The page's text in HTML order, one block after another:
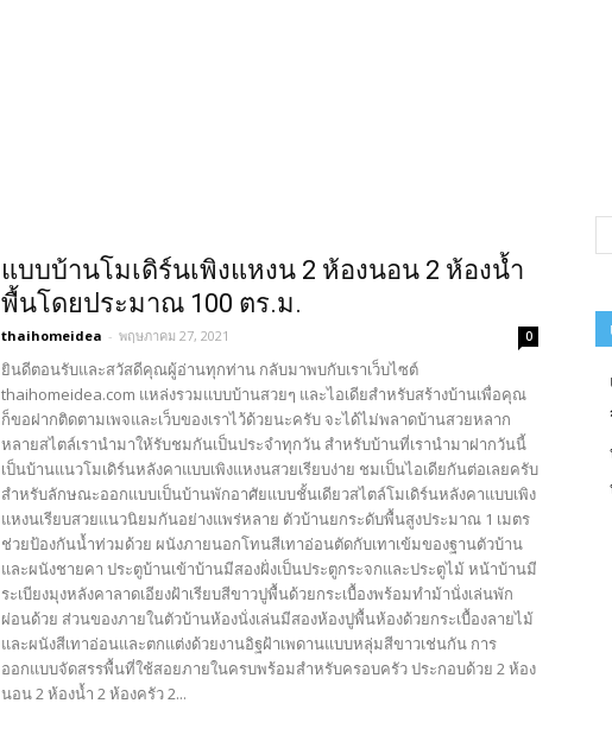
แบบบ้านโมเดิร์นเพิงแหงน 2 ห้องนอน 2 ห้องน้ำ
พื้นโดยประมาณ 100 ตร.ม.
thaihomeidea - พฤษภาคม 27, 2021 0
ยินดีตอนรับและสวัสดีคุณผู้อ่านทุกท่าน กลับมาพบกับเราเว็บไซต์
thaihomeidea.com แหล่งรวมแบบบ้านสวยๆ และไอเดียสำหรับสร้างบ้านเพื่อคุณ
ก็ขอฝากติดตามเพจและเว็บของเราไว้ด้วยนะครับ จะได้ไม่พลาดบ้านสวยหลาก
หลายสไตล์เรานำมาให้รับชมกันเป็นประจำทุกวัน สำหรับบ้านที่เรานำมาฝากวันนี้
เป็นบ้านแนวโมเดิร์นหลังคาแบบเพิงแหงนสวยเรียบง่าย ชมเป็นไอเดียกันต่อเลยครับ
สำหรับลักษณะออกแบบเป็นบ้านพักอาศัยแบบชั้นเดียวสไตล์โมเดิร์นหลังคาแบบเพิง
แหงนเรียบสวยแนวนิยมกันอย่างแพร่หลาย ตัวบ้านยกระดับพื้นสูงประมาณ 1 เมตร
ช่วยป้องกันน้ำท่วมด้วย ผนังภายนอกโทนสีเทาอ่อนตัดกับเทาเข้มของฐานตัวบ้าน
และผนังชายคา ประตูบ้านเข้าบ้านมีสองฝั่งเป็นประตูกระจกและประตูไม้ หน้าบ้านมี
ระเบียงมุงหลังคาลาดเอียงฝ้าเรียบสีขาวปูพื้นด้วยกระเบื้องพร้อมทำม้านั่งเล่นพัก
ผ่อนด้วย ส่วนของภายในตัวบ้านห้องนั่งเล่นมีสองห้องปูพื้นห้องด้วยกระเบื้องลายไม้
และผนังสีเทาอ่อนและตกแต่งด้วยงานอิฐฝ้าเพดานแบบหลุ่มสีขาวเช่นกัน การ
ออกแบบจัดสรรพื้นที่ใช้สอยภายในครบพร้อมสำหรับครอบครัว ประกอบด้วย 2 ห้อง
นอน 2 ห้องน้ำ 2 ห้องครัว 2...